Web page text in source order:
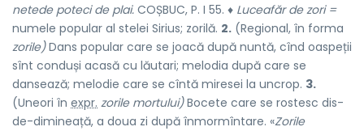
netede poteci de plai. COȘBUC, P. I 55. ♦ Luceafăr de zori =
numele popular al stelei Sirius; zorilă. 2. (Regional, în forma
zorile)Dans popular care se joacă după nuntă, cînd oaspeții
sînt conduși acasă cu lăutari; melodia după care se
dansează; melodie care se cîntă miresei la uncrop. 3.
(Uneori în expr. zorile mortului)Bocete care se rostesc dis-
de-dimineață, a doua zi după înmormîntare. «Zorile